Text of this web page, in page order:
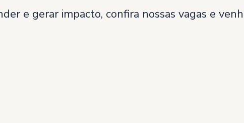
e gerar impacto, confira nossas vagas e